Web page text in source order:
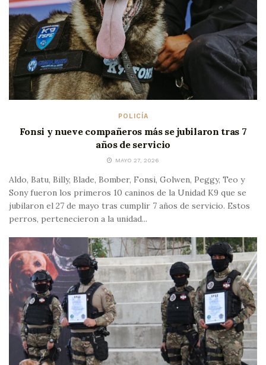
POLICÍA
Fonsi y nueve compañeros más se jubilaron tras 7
años de servicio
MAYO 27, 2026
Aldo, Batu, Billy, Blade, Bomber, Fonsi, Golwen, Peggy, Teo y
Sony fueron los primeros 10 caninos de la Unidad K9 que se
jubilaron el 27 de mayo tras cumplir 7 años de servicio. Estos
perros, pertenecieron a la unidad...